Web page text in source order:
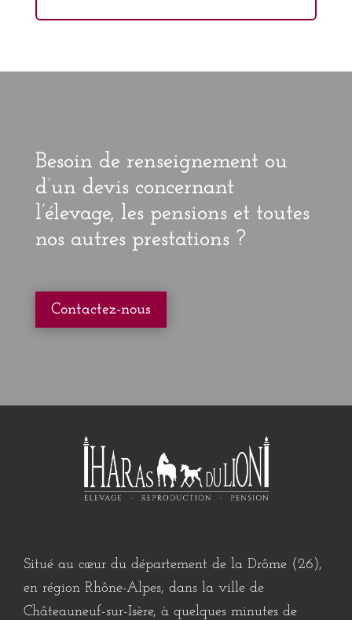
Besoin de renseignement ou
d’un devis concernant
l’élevage, les pensions et toutes
nos autres prestations ?
Contactez-nous
Situé au cœur du département de la Drôme (26 ),
en région Rhône-Alpes, dans la ville de
Châteauneuf-sur-Isère, à quelques minutes de